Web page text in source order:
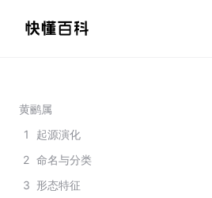
黄鹂属
1
起源演化
2 命名与分类
3 形态特征